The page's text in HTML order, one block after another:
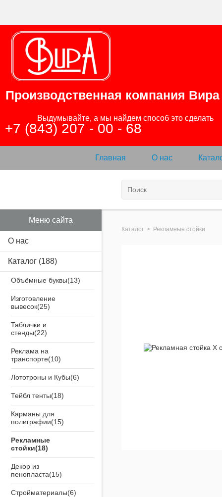
Производственная компания Вира
+7 (843) 207 - 00 - 68
Главная О нас
Меню сайта
О нас
Каталог (188)
Объёмные буквы
Изготовление
вывесок
Таблички и
стенды
Реклама на
транспорте
Лототроны и Кубы
Тейбл тенты
Карманы для
полиграфии
Рекламные
стойки
Декор из
пенопласта
Стройматериалы
Каталог > Рекламные стойки